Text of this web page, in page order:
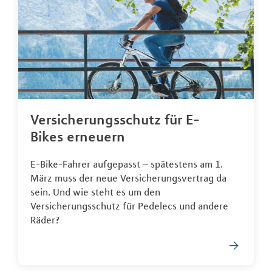
Versicherungsschutz für E-
Bikes erneuern
E-Bike-Fahrer aufgepasst – spätestens am 1.
März muss der neue Versicherungsvertrag da
sein. Und wie steht es um den
Versicherungsschutz für Pedelecs und andere
Räder?